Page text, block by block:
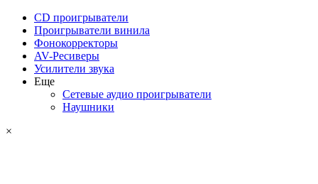
CD проигрыватели
Проигрыватели винила
Фонокорректоры
AV-Ресиверы
Усилители звука
Еще
Сетевые аудио проигрыватели
Наушники
×